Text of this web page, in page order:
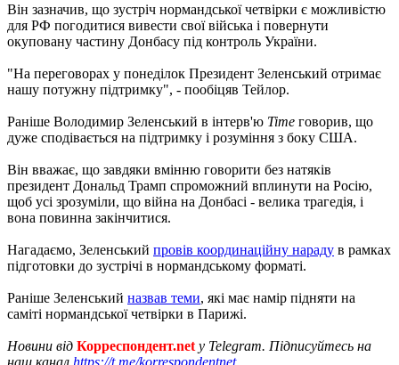
Він зазначив, що зустріч нормандської четвірки є можливістю
для РФ погодитися вивести свої війська і повернути
окуповану частину Донбасу під контроль України.
"На переговорах у понеділок Президент Зеленський отримає
нашу потужну підтримку", - пообіцяв Тейлор.
Раніше Володимир Зеленський в інтерв'ю Time говорив, що
дуже сподівається на підтримку і розуміння з боку США.
Він вважає, що завдяки вмінню говорити без натяків
президент Дональд Трамп спроможний вплинути на Росію,
щоб усі зрозуміли, що війна на Донбасі - велика трагедія, і
вона повинна закінчитися.
Нагадаємо, Зеленський провів координаційну нараду в рамках
підготовки до зустрічі в нормандському форматі.
Раніше Зеленський назвав теми, які має намір підняти на
саміті нормандської четвірки в Парижі.
Новини від Корреспондент.net у Telegram. Підписуйтесь на
наш канал https://t.me/korrespondentnet.